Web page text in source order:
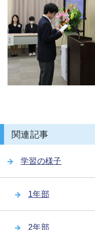
関連記事
学習の様子
1年部
2年部